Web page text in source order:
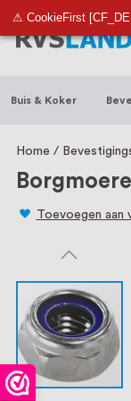
⚠ CookieFirst
RVS Land
een eigen
staat
Buis & Koker
Home
Toevoegen aan